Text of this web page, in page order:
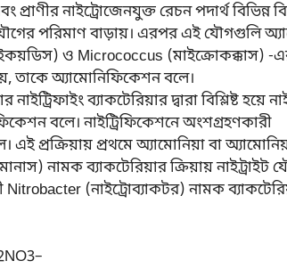
প্রাণীর নাইট্রোজেনযুক্ত রেচন পদার্থ
পরিমাণ বাড়ায়। এরপর এই যৌগগুলি
ও Micrococcus (মাইক্রোকক্কাস) -এর
তাকে অ্যামোনিফিকেশন বলে।
ব্যাকটেরিয়ার দ্বারা বিশ্লিষ্ট হয়ে
বলে। নাইট্রিফিকেশনে অংশগ্রহণকারী
এই প্রক্রিয়ায় প্রথমে অ্যামোনিয়া বা
নামক ব্যাকটেরিয়ার ক্রিয়ায় নাইট্রাইট
(নাইট্রোব্যাকটর) নামক
NO3–